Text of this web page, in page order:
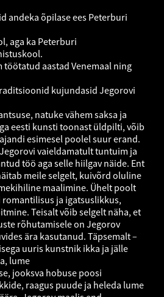
andeka õpilase ees Peterburi
aga ka Peterburi
töötatud aastad Venemaal ning
kujundasid Jegorovi
natuke vähem saksa ja
eesti kunsti toonast üldpilti, võib
esimesel poolel suur erand.
vaieldamatult tuntuim ja
töö aga selle hiilgav näide. Ent
meile selgelt, kuivõrd oluline
maalimine. Ühelt poolt
ja igatsuslikkus,
Teisalt võib selgelt näha, et
rõhutamisele on Jegorov
ära kasutanud. Täpsemalt –
uuris kunstnik ikka ja jälle
lume
jooksva hobuse poosi
raagus puude ja heleda lume